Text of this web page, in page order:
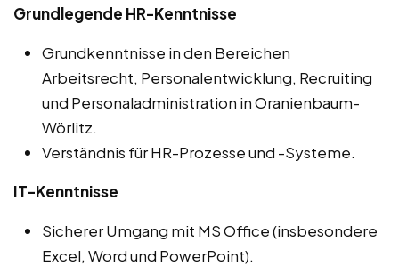
Grundlegende HR-Kenntnisse
Grundkenntnisse in den Bereichen
Arbeitsrecht, Personalentwicklung, Recruiting
und Personaladministration in Oranienbaum-
Wörlitz.
Verständnis für HR-Prozesse und -Systeme.
IT-Kenntnisse
Sicherer Umgang mit MS Office (insbesondere
Excel, Word und PowerPoint).